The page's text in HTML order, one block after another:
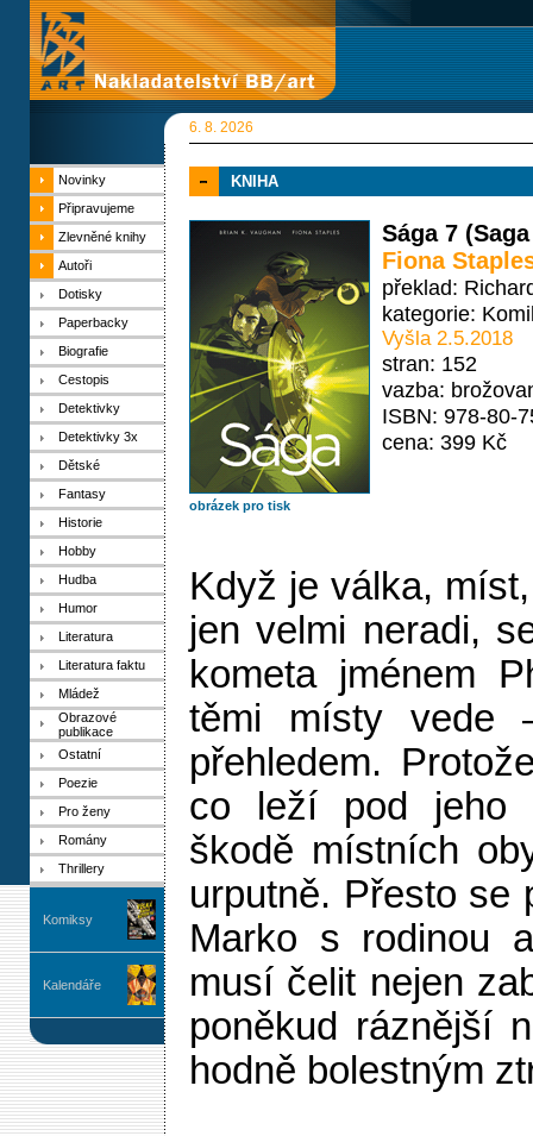
6. 8. 2026
Novinky
Připravujeme
Zlevněné knihy
Autoři
Dotisky
Paperbacky
Biografie
Cestopis
Detektivky
Detektivky 3x
Dětské
Fantasy
Historie
Hobby
Hudba
Humor
Literatura
Literatura faktu
Mládež
Obrazové
publikace
Ostatní
Poezie
Pro ženy
Romány
Thrillery
Komiksy
Kalendáře
KNIHA
obrázek pro tisk
Sága 7
Fiona
překlad:
kategorie:
Vyšla 2.5.2018
stran: 152
vazba:
ISBN: 978-80-
cena: 399 Kč
Když je válka,
jen velmi neradi,
kometa jménem
těmi místy
přehledem.
co leží pod jeho
škodě místních
urputně. Přesto se
Marko s rodinou
musí čelit nejen
poněkud ráznější
hodně bolestným